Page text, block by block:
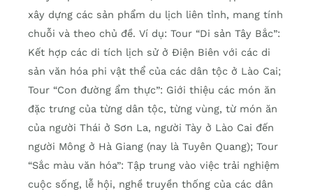
xây dựng các sản phẩm du lịch liên tỉnh, mang tính
chuỗi và theo chủ đề. Ví dụ: Tour “Di sản Tây Bắc”:
Kết hợp các di tích lịch sử ở Điện Biên với các di
sản văn hóa phi vật thể của các dân tộc ở Lào Cai;
Tour “Con đường ẩm thực”: Giới thiệu các món ăn
đặc trưng của từng dân tộc, từng vùng, từ món ăn
của người Thái ở Sơn La, người Tày ở Lào Cai đến
người Mông ở Hà Giang (nay là Tuyên Quang); Tour
“Sắc màu văn hóa”: Tập trung vào việc trải nghiệm
cuộc sống, lễ hội, nghề truyền thống của các dân